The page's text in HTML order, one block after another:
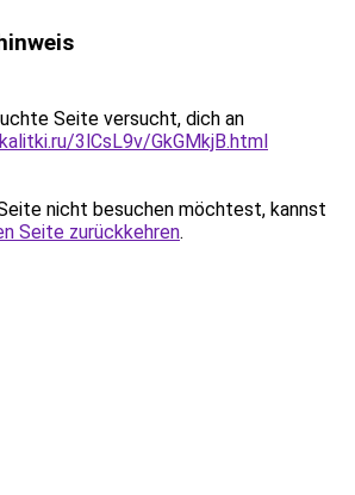
Seite versucht, dich an
3lCsL9v/GkGMkjB.html
nicht besuchen möchtest, kannst
Seite zurückkehren.